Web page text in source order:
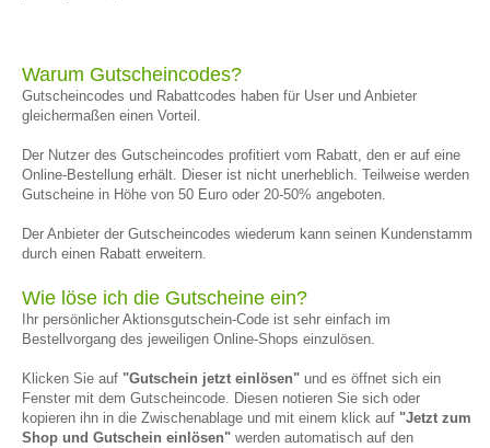
Warum Gutscheincodes?
Gutscheincodes und Rabattcodes haben für User und Anbieter
gleichermaßen einen Vorteil.
Der Nutzer des Gutscheincodes profitiert vom Rabatt, den er auf eine
Online-Bestellung erhält. Dieser ist nicht unerheblich. Teilweise werden
Gutscheine in Höhe von 50 Euro oder 20-50% angeboten.
Der Anbieter der Gutscheincodes wiederum kann seinen Kundenstamm
durch einen Rabatt erweitern.
Wie löse ich die Gutscheine ein?
Ihr persönlicher Aktionsgutschein-Code ist sehr einfach im
Bestellvorgang des jeweiligen Online-Shops einzulösen.
Klicken Sie auf "Gutschein jetzt einlösen" und es öffnet sich ein
Fenster mit dem Gutscheincode. Diesen notieren Sie sich oder
kopieren ihn in die Zwischenablage und mit einem klick auf "Jetzt zum
Shop und Gutschein einlösen" werden automatisch auf den